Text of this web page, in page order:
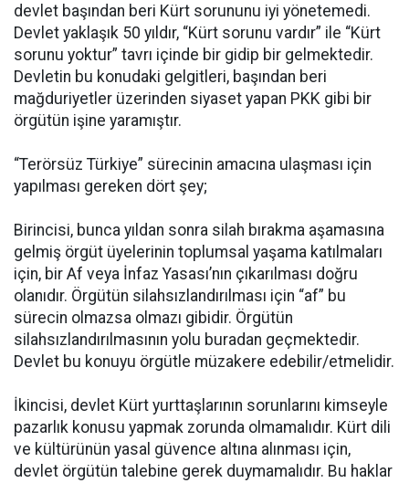
devlet başından beri Kürt sorununu iyi yönetemedi.
Devlet yaklaşık 50 yıldır, “Kürt sorunu vardır” ile “Kürt
sorunu yoktur” tavrı içinde bir gidip bir gelmektedir.
Devletin bu konudaki gelgitleri, başından beri
mağduriyetler üzerinden siyaset yapan PKK gibi bir
örgütün işine yaramıştır.
“Terörsüz Türkiye” sürecinin amacına ulaşması için
yapılması gereken dört şey;
Birincisi, bunca yıldan sonra silah bırakma aşamasına
gelmiş örgüt üyelerinin toplumsal yaşama katılmaları
için, bir Af veya İnfaz Yasası’nın çıkarılması doğru
olanıdır. Örgütün silahsızlandırılması için “af” bu
sürecin olmazsa olmazı gibidir. Örgütün
silahsızlandırılmasının yolu buradan geçmektedir.
Devlet bu konuyu örgütle müzakere edebilir/etmelidir.
İkincisi, devlet Kürt yurttaşlarının sorunlarını kimseyle
pazarlık konusu yapmak zorunda olmamalıdır. Kürt dili
ve kültürünün yasal güvence altına alınması için,
devlet örgütün talebine gerek duymamalıdır. Bu haklar